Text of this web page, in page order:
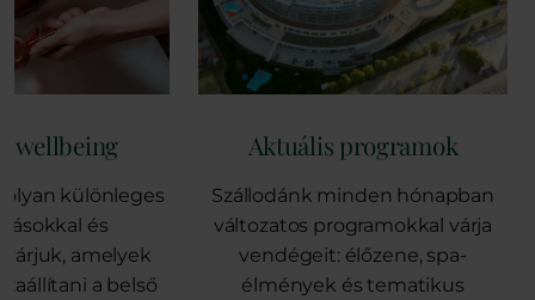
wellbeing
különleges
és
amelyek
a belső
Aktuális programok
Szállodánk minden hónapban
változatos programokkal várja
vendégeit: élőzene, spa-
élmények és tematikus